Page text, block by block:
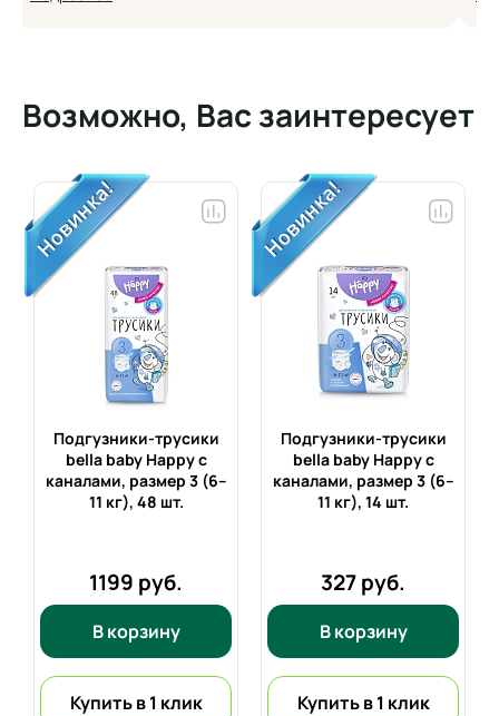
Возможно, Вас заинтересует
Подгузники-трусики
bella baby Happy с
каналами, размер 3 (6–
11 кг), 48 шт.
1199 руб.
В корзину
Купить в 1 клик
Подгузники-трусики
bella baby Happy с
каналами, размер 3 (6–
11 кг), 14 шт.
327 руб.
В корзину
Купить в 1 клик